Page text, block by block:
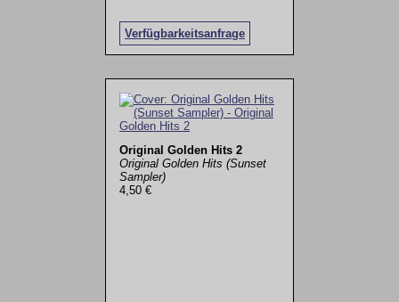
Verfügbarkeitsanfrage
Original Golden Hits 2
Original Golden Hits (Sunset
Sampler)
4,50 €